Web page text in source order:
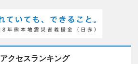
アクセスランキング